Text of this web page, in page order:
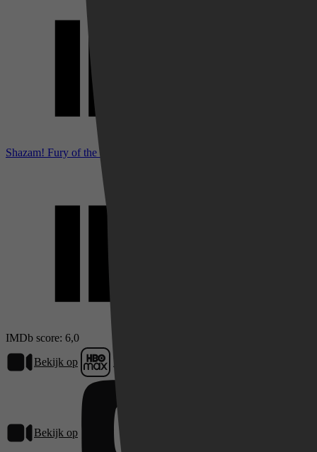
Shazam! Fury of the Gods bij IMDb
IMDb score: 6,0
Bekijk op
HBO Max
Bekijk op